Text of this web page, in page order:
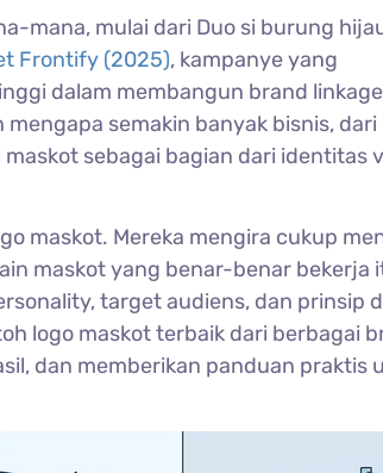
mana, mulai dari Duo si burung
Frontify (2025), kampanye yang
dalam membangun brand linkage
semakin banyak bisnis, dari
sebagai bagian dari identitas
maskot. Mereka mengira cukup
maskot yang benar-benar bekerja
target audiens, dan prinsip
logo maskot terbaik dari berbagai
dan memberikan panduan praktis